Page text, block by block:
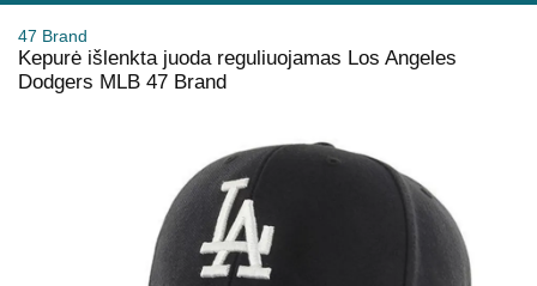
47 Brand
Kepurė išlenkta juoda reguliuojamas Los Angeles
Dodgers MLB 47 Brand